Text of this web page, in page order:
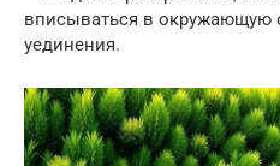
вписываться в окружающую
уединения.